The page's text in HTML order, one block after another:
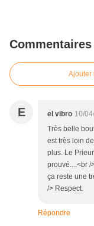
Commentaires
Ajouter
E el vibro 10/
Très belle
est très loin
plus. Le
prouvé....<br /
ça reste une
/> Respect.
Répondre